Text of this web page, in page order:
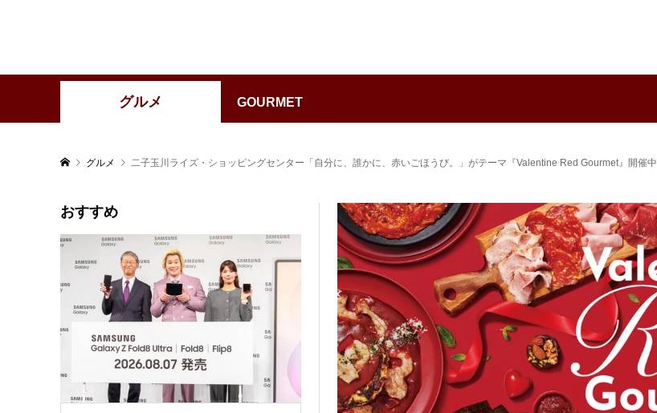
グルメ GOURMET
グルメ 二子玉川ライズ・ショッピングセンター「自分に、誰かに、赤いごほうび。」がテーマ『Valentine Red Gourmet』開催中
おすすめ